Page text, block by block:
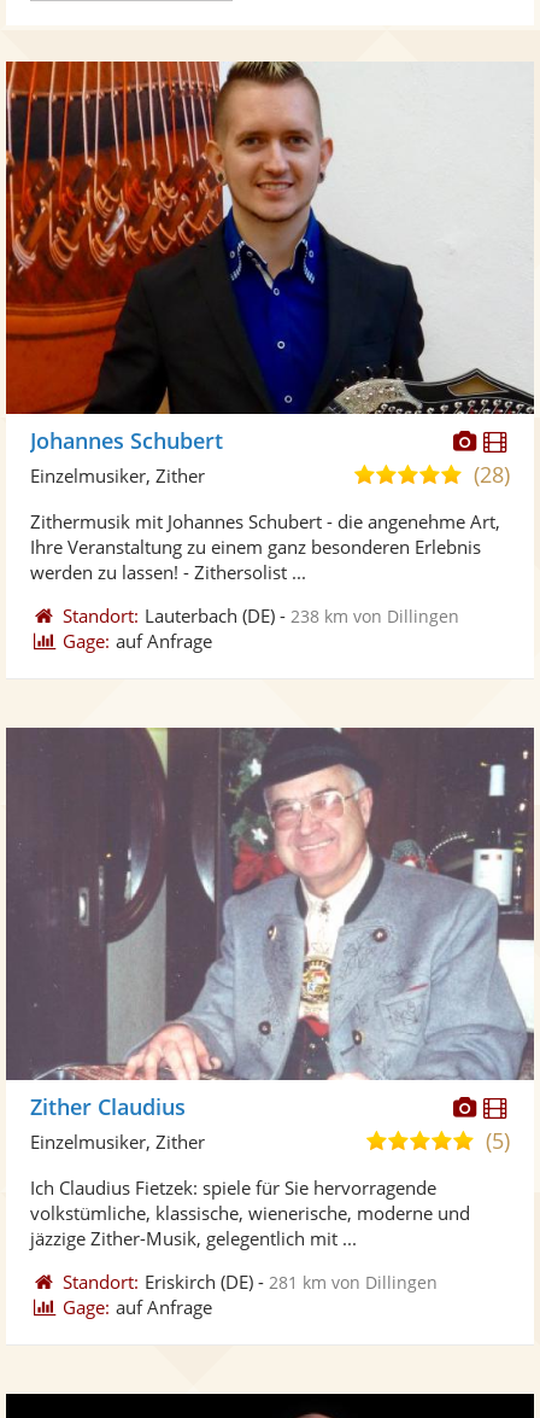
Fotos
Johannes Schubert
5,0
5
(28)
Einzelmusiker, Zither
Zithermusik mit Johannes Schubert - die angenehme Art,
Ihre Veranstaltung zu einem ganz besonderen Erlebnis
werden zu lassen! - Zithersolist ...
Standort: Lauterbach (DE) - 238 km von Dillingen
Gage: auf Anfrage
Zither Claudius
4,9(5)
Einzelmusiker, Zither
Ich Claudius Fietzek: spiele für Sie hervorragende
volkstümliche, klassische, wienerische, moderne und
jäzzige Zither-Musik, gelegentlich mit ...
Standort: Eriskirch (DE) - 281 km von Dillingen
Gage: auf Anfrage